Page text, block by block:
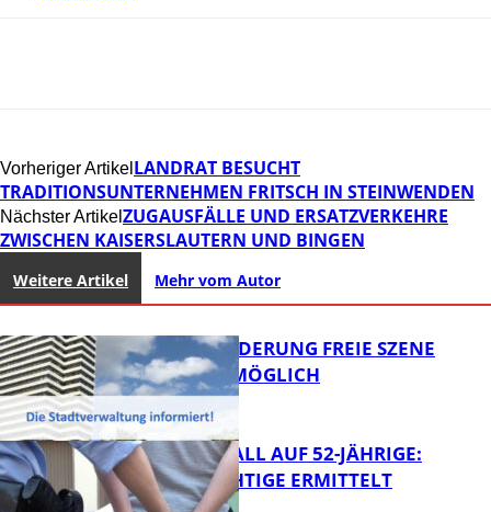
Vorheriger Artikel LANDRAT BESUCHT
TRADITIONSUNTERNEHMEN FRITSCH IN STEINWENDEN
Nächster Artikel ZUGAUSFÄLLE UND ERSATZVERKEHRE
ZWISCHEN KAISERSLAUTERN UND BINGEN
Weitere Artikel Mehr vom Autor
PROJEKTFÖRDERUNG FREIE SZENE
WEITERHIN MÖGLICH
RAUBÜBERFALL AUF 52-JÄHRIGE:
TATVERDÄCHTIGE ERMITTELT